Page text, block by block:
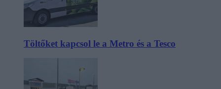
Töltőket kapcsol le a Metro és a Tesco